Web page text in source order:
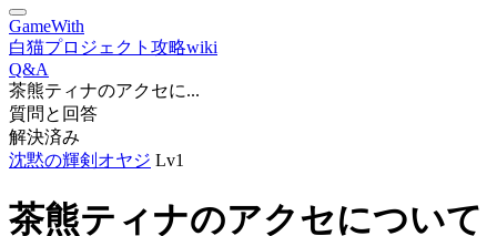
GameWith
白猫プロジェクト攻略wiki
Q&A
茶熊ティナのアクセに...
質問と回答
解決済み
沈黙の輝剣オヤジ Lv1
茶熊ティナのアクセについて